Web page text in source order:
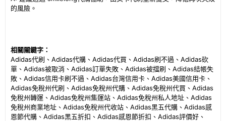
的風險。
相關關鍵字：
Adidas代刷、 Adidas代購、 Adidas代買、 Adidas刷不過、 Adidas砍
單、 Adidas被取消、 Adidas訂單失敗、 Adidas被擋刷、 Adidas結帳失
敗、 Adidas信用卡刷不過、 Adidas台灣信用卡、 Adidas美國信用卡、
Adidas免稅州代刷、 Adidas免稅州代購、 Adidas免稅州代買、 Adidas
免稅州轉運、 Adidas免稅州集運站、 Adidas免稅州私人地址、 Adidas
免稅州商業地址、 Adidas免稅州代收站、 Adidas黑五代購、 Adidas感
恩節代購、 Adidas黑五折扣、 Adidas感恩節折扣、 Adidas評價好、